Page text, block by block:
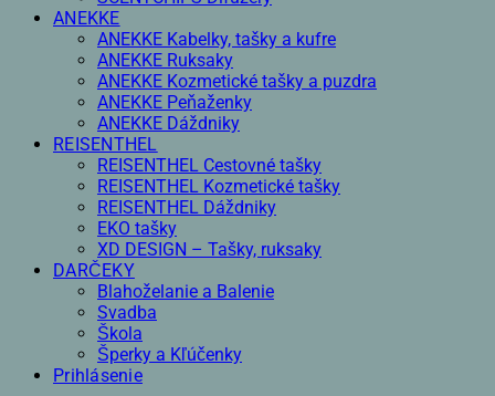
ANEKKE
ANEKKE Kabelky, tašky a kufre
ANEKKE Ruksaky
ANEKKE Kozmetické tašky a puzdra
ANEKKE Peňaženky
ANEKKE Dáždniky
REISENTHEL
REISENTHEL Cestovné tašky
REISENTHEL Kozmetické tašky
REISENTHEL Dáždniky
EKO tašky
XD DESIGN – Tašky, ruksaky
DARČEKY
Blahoželanie a Balenie
Svadba
Škola
Šperky a Kľúčenky
Prihlásenie